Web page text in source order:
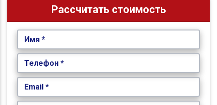
Рассчитать стоимость
Имя *
Телефон *
Email *